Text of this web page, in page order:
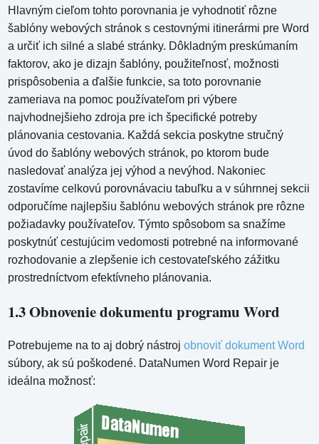
Hlavným cieľom tohto porovnania je vyhodnotiť rôzne
šablóny webových stránok s cestovnými itinerármi pre Word
a určiť ich silné a slabé stránky. Dôkladným preskúmaním
faktorov, ako je dizajn šablóny, použiteľnosť, možnosti
prispôsobenia a ďalšie funkcie, sa toto porovnanie
zameriava na pomoc používateľom pri výbere
najvhodnejšieho zdroja pre ich špecifické potreby
plánovania cestovania. Každá sekcia poskytne stručný
úvod do šablóny webových stránok, po ktorom bude
nasledovať analýza jej výhod a nevýhod. Nakoniec
zostavíme celkovú porovnávaciu tabuľku a v súhrnnej sekcii
odporučíme najlepšiu šablónu webových stránok pre rôzne
požiadavky používateľov. Týmto spôsobom sa snažíme
poskytnúť cestujúcim vedomosti potrebné na informované
rozhodovanie a zlepšenie ich cestovateľského zážitku
prostredníctvom efektívneho plánovania.
1.3 Obnovenie dokumentu programu Word
Potrebujeme na to aj dobrý nástrojobnoviť dokument Word
súbory, ak sú poškodené. DataNumen Word Repair je
ideálna možnosť: